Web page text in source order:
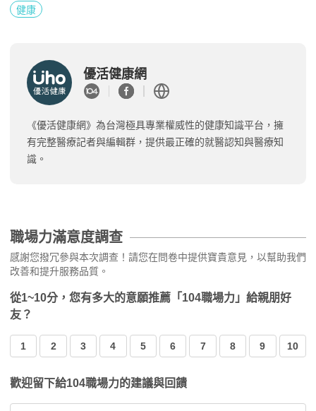
健康
優活健康網
《優活健康網》為台灣極具專業權威性的健康知識平台，擁
有完整醫療記者與編輯群，提供最正確的就醫認知與醫療知
識。
職場力滿意度調查
感謝您撥冗參與本次調查！請您在問卷中提供寶貴意見，以幫助我們
改善和提升服務品質。
從1~10分，您有多大的意願推薦「104職場力」給親朋好
友？
1 2 3 4 5 6 7 8 9 10
歡迎留下給104職場力的建議與回饋